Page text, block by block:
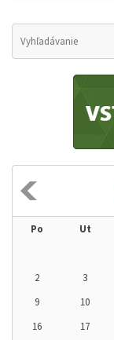
Po Ut
2
3
9
10
16
17